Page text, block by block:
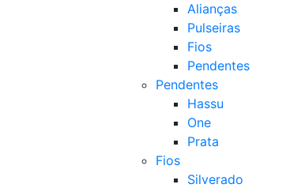
Alianças
Pulseiras
Fios
Pendentes
Pendentes
Hassu
One
Prata
Fios
Silverado